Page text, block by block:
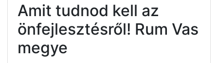
Amit tudnod kell az
önfejlesztésről! Rum Vas
megye